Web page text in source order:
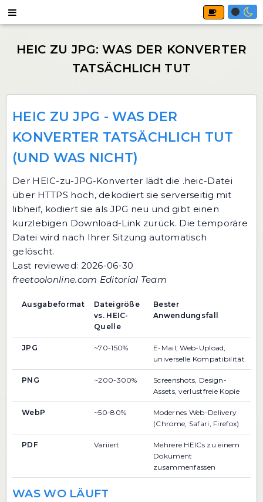
HEIC ZU JPG - WAS DER
KONVERTER TATSÄCHLICH TUT
(UND WAS NICHT)
Der HEIC-zu-JPG-Konverter lädt die .heic-Datei
über HTTPS hoch, dekodiert sie serverseitig mit
libheif, kodiert sie als JPG neu und gibt einen
kurzlebigen Download-Link zurück. Die temporäre
Datei wird nach Ihrer Sitzung automatisch
gelöscht.
Last reviewed: 2026-06-30
freetoolonline.com Editorial Team
Ausgabeformat
Dateigröße
vs. HEIC-
Quelle
Bester
Anwendungsfall
JPG ~70-150%
E-Mail, Web-Upload,
universelle Kompatibilität
PNG ~200-300%
Screenshots, Design-
Assets, verlustfreie Kopie
WebP ~50-80%
Modernes Web-Delivery
(Chrome, Safari, Firefox)
PDF Variiert
Mehrere HEICs zu einem
Dokument
zusammenfassen
WAS WO LÄUFT